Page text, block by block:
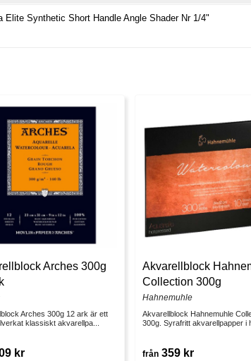
Elite Synthetic Short Handle Angle Shader Nr 1/4"
Arches 300g
Arches 300g 12 ark är ett
klassiskt akvarellpa...
kr
Akvarellblock
Collection 300g
Hahnemuhle
Akvarellblock Hahnemuhle
300g. Syrafritt akvarellpapper i
från 359 kr